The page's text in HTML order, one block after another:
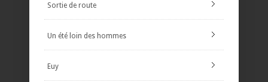
Sortie de route
Un été loin des hommes
Euy